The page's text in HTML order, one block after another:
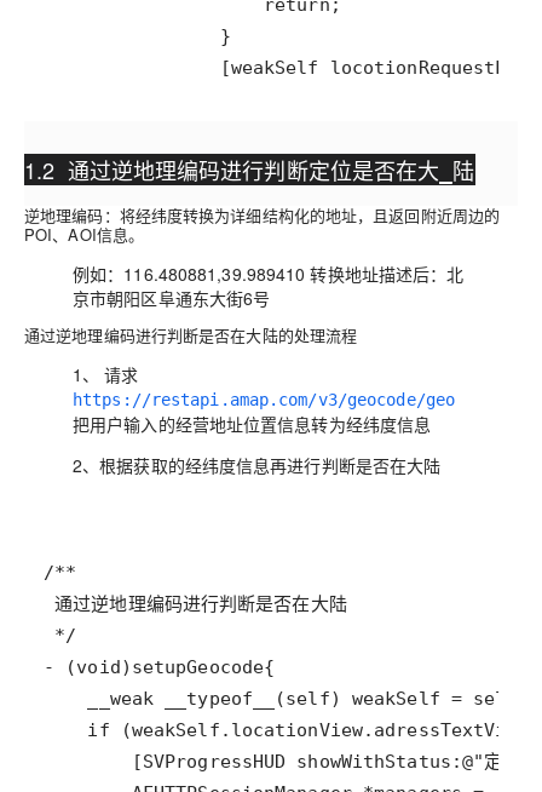
[weakSelf
1.2 通过逆地理编码进行判断定位是否在大_陆
逆地理编码：将经纬度转换为详细结构化的地址，且返回附近周边的
POI、AOI信息。
例如：116.480881,39.989410 转换地址描述后：北
京市朝阳区阜通东大街6号
通过逆地理编码进行判断是否在大陆的处理流程
1、 请求
https://restapi.amap.com/v3/geocode/geo
把用户输入的经营地址位置信息转为经纬度信息
2、根据获取的经纬度信息再进行判断是否在大陆
通过逆地理编码进行判断是否在大陆